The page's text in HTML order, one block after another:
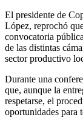
El presidente de
López, reprochó
convocatoria
de las distintas
sector productivo
Durante una
que, aunque la
respetarse, el
oportunidades para